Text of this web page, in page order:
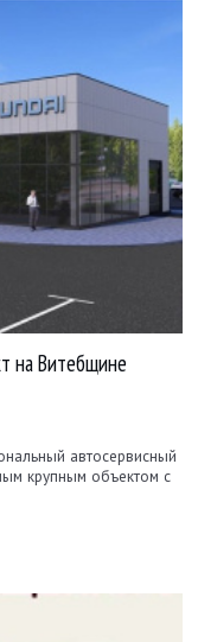
на Витебщине
автосервисный
крупным объектом с